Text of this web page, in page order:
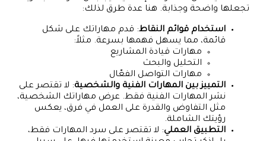
تجعلها واضحة وجذابة. هنا عدة طرق لذلك:
استخدام قوائم النقاط: قدم مهاراتك على شكل
قائمة، مما يسهل فهمها بسرعة. مثلاً:
مهارات قيادة المشاريع
التحليل والبحث
مهارات التواصل الفعّال
التمييز بين المهارات الفنية والشخصية: لا تقتصر على
نشر المهارات الفنية فقط. عرض مهاراتك الشخصية،
مثل التفاوض والقدرة على العمل في فرق، يعكس
رؤيتك الشاملة.
التطبيق العملي: لا تقتصر على سرد المهارات فقط،